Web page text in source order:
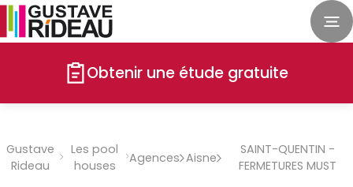
Obtenir une étude gratuite
Gustave
Rideau
Les pool
houses
Agences Aisne
SAINT-QUENTIN -
FERMETURES MUST